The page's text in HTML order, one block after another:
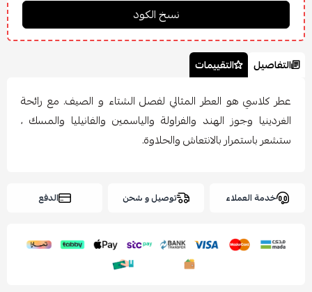
التفاصيل التقييمات
عطر كلاسي هو العطر المثالي لفصل الشتاء و الصيف. مع رائحة
الغردينيا وجوز الهند والفراولة والياسمين والفانيليا والمسك ،
ستشعر باستمرار بالانتعاش والحلاوة.
خدمة العملاء توصيل و شحن الدفع